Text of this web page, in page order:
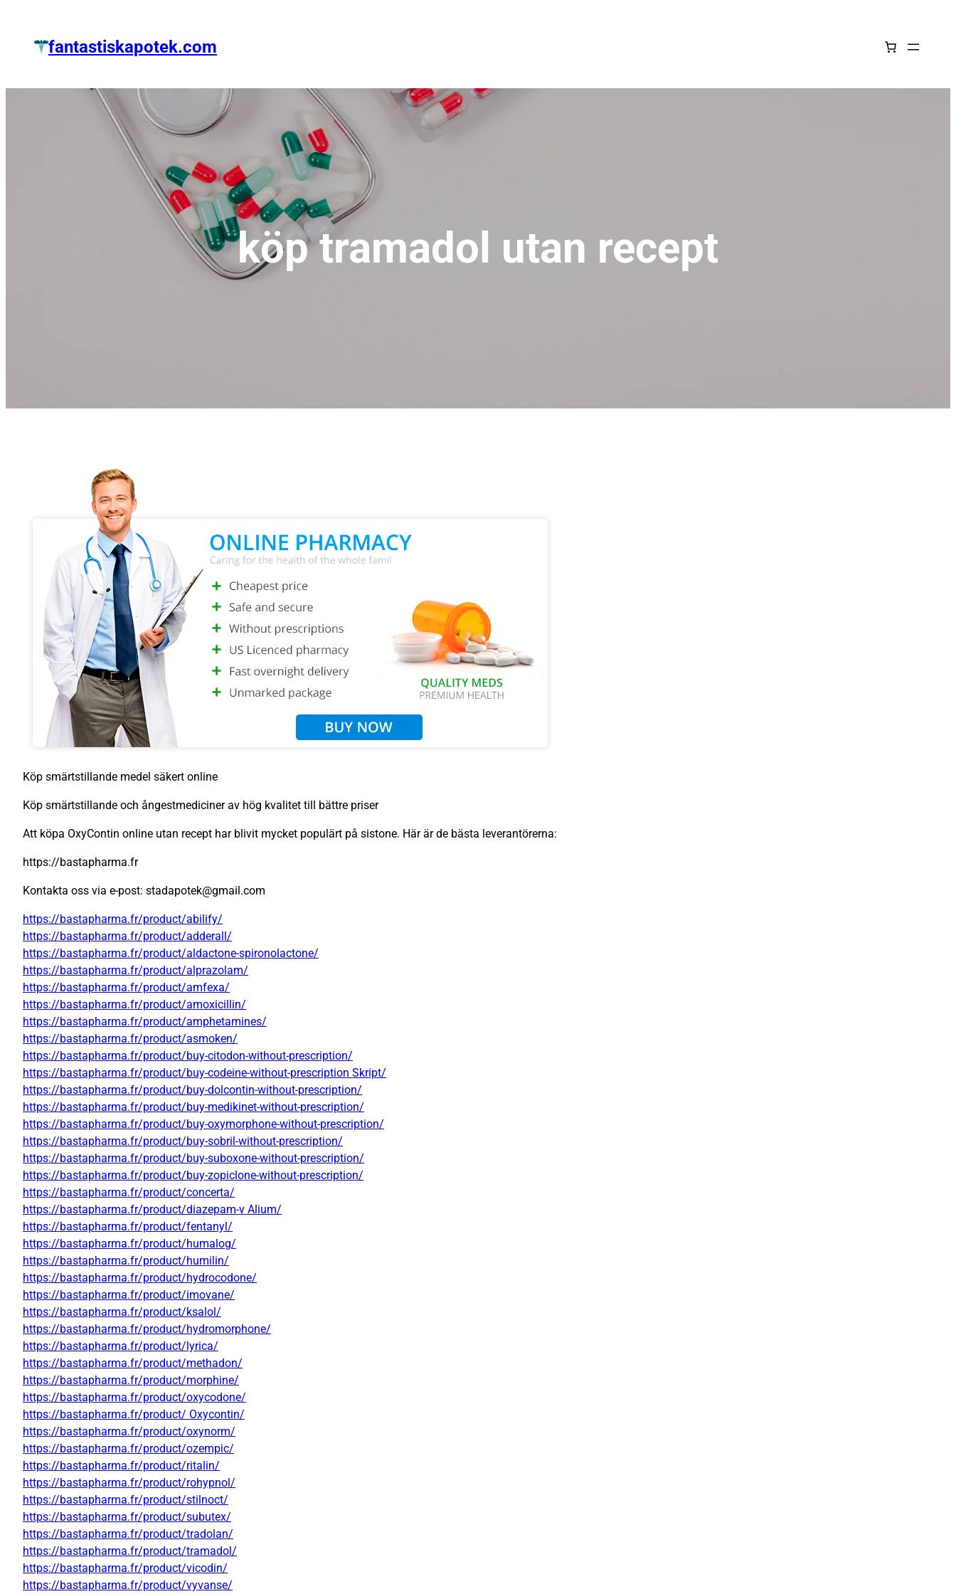
springenfantastiskapotek.com
köp tramadol utan recept
Köp smärtstillande medel säkert online
Köp smärtstillande och ångestmediciner av hög kvalitet till bättre priser
Att köpa OxyContin online utan recept har blivit mycket populärt på sistone. Här är de bästa leverantörerna:
https://bastapharma.fr
Kontakta oss via e-post: stadapotek@gmail.com
https://bastapharma.fr/product/abilify/
https://bastapharma.fr/product/adderall/
https://bastapharma.fr/product/aldactone-spironolactone/
https://bastapharma.fr/product/alprazolam/
https://bastapharma.fr/product/amfexa/
https://bastapharma.fr/product/amoxicillin/
https://bastapharma.fr/product/amphetamines/
https://bastapharma.fr/product/asmoken/
https://bastapharma.fr/product/buy-citodon-without-prescription/
https://bastapharma.fr/product/buy-codeine-without-prescription Skript/
https://bastapharma.fr/product/buy-dolcontin-without-prescription/
https://bastapharma.fr/product/buy-medikinet-without-prescription/
https://bastapharma.fr/product/buy-oxymorphone-without-prescription/
https://bastapharma.fr/product/buy-sobril-without-prescription/
https://bastapharma.fr/product/buy-suboxone-without-prescription/
https://bastapharma.fr/product/buy-zopiclone-without-prescription/
https://bastapharma.fr/product/concerta/
https://bastapharma.fr/product/diazepam-v Alium/
https://bastapharma.fr/product/fentanyl/
https://bastapharma.fr/product/humalog/
https://bastapharma.fr/product/humilin/
https://bastapharma.fr/product/hydrocodone/
https://bastapharma.fr/product/imovane/
https://bastapharma.fr/product/ksalol/
https://bastapharma.fr/product/hydromorphone/
https://bastapharma.fr/product/lyrica/
https://bastapharma.fr/product/methadon/
https://bastapharma.fr/product/morphine/
https://bastapharma.fr/product/oxycodone/
https://bastapharma.fr/product/ Oxycontin/
https://bastapharma.fr/product/oxynorm/
https://bastapharma.fr/product/ozempic/
https://bastapharma.fr/product/ritalin/
https://bastapharma.fr/product/rohypnol/
https://bastapharma.fr/product/stilnoct/
https://bastapharma.fr/product/subutex/
https://bastapharma.fr/product/tradolan/
https://bastapharma.fr/product/tramadol/
https://bastapharma.fr/product/vicodin/
https://bastapharma.fr/product/vyvanse/